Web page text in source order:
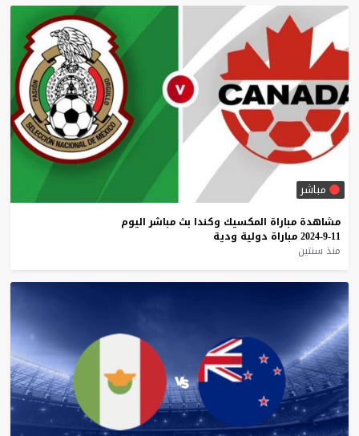
مباشر
مشاهدة مباراة المكسيك وكندا بث مباشر اليوم
11-9-2024
مباراة دولية ودية
منذ سنتين